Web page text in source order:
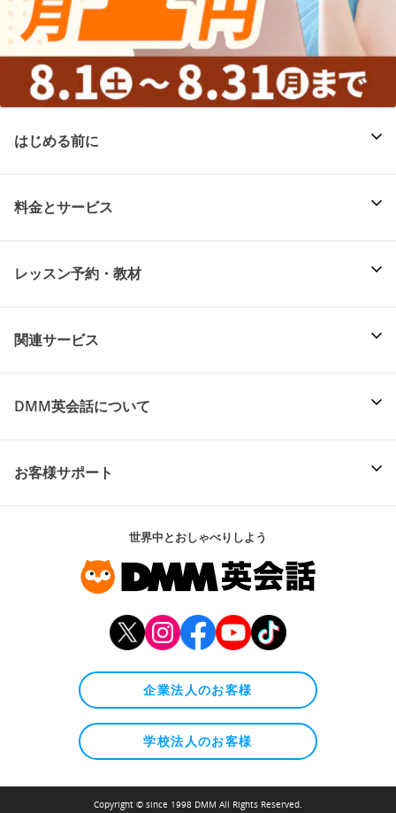
はじめる前に
料金とサービス
レッスン予約・教材
関連サービス
DMM英会話について
お客様サポート
世界中とおしゃべりしよう
企業法人のお客様
学校法人のお客様
Copyright © since 1998 DMM All Rights Reserved.